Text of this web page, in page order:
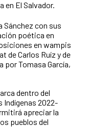
en El Salvador.
Sánchez con sus
poética en
en wampis
de Carlos Ruíz y de
por Tomasa García,
dentro del
Indígenas 2022-
apreciar la
pueblos del